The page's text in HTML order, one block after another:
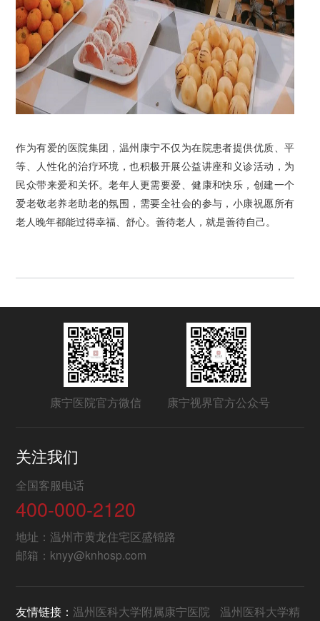
作为有爱的医院集团，温州康宁不仅为在院患者提供优质、平
等、人性化的治疗环境，也积极开展公益讲座和义诊活动，为
民众带来爱和关怀。老年人更需要爱、健康和快乐，创建一个
爱老敬老养老助老的氛围，需要全社会的参与，小康祝愿所有
老人晚年都能过得幸福、舒心。善待老人，就是善待自己。
康宁医院官方微信 康宁视界官方公众号
关注我们
全国客服电话
400-000-2120
地址：温州市黄龙住宅区盛锦路
邮箱：knyy@knhosp.com
友情链接：温州医科大学附属康宁医院
温州医科大学精